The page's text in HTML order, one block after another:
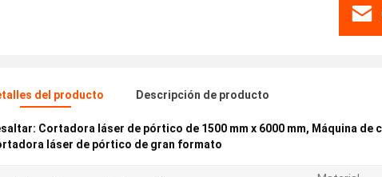
del producto Descripción de producto
Cortadora láser de pórtico de 1500 mm x 6000 mm, Máquina de
láser de pórtico de gran formato